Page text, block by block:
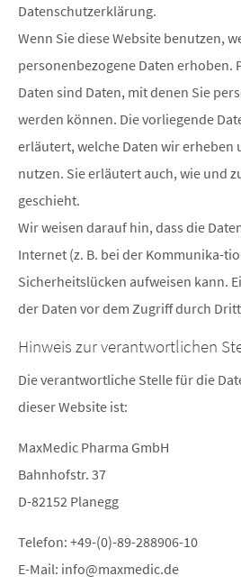
Datenschutzerklärung.
Wenn Sie diese Website benutzen,
personenbezogene Daten erhoben.
Daten sind Daten, mit denen Sie
werden können. Die vorliegende
erläutert, welche Daten wir erheben
nutzen. Sie erläutert auch, wie und
geschieht.
Wir weisen darauf hin, dass die
Internet (z. B. bei der Kommunika-
Sicherheitslücken aufweisen kann.
der Daten vor dem Zugriff durch
Hinweis zur verantwortlichen
Die verantwortliche Stelle für die
dieser Website ist:
MaxMedic Pharma GmbH
Bahnhofstr. 37
D-82152 Planegg
Telefon: +49-(0)-89-288906-10
E-Mail: info@maxmedic.de